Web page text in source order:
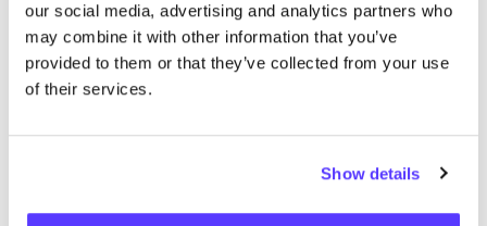
our social media, advertising and analytics partners who
may combine it with other information that you’ve
provided to them or that they’ve collected from your use
of their services.
Show detailsPreviousNext